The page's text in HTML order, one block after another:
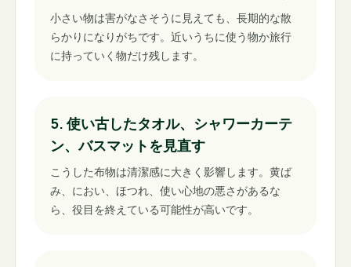
小さい物は害がなさそうに見えても、長期的な散
らかりになりがちです。近いうちに使う物か旅行
に持っていく物だけ残します。
5. 使い古したタオル、シャワーカーテ
ン、バスマットを見直す
こうした布物は清潔感に大きく影響します。黄ば
み、におい、ほつれ、使い心地の悪さがあるな
ら、役目を終えている可能性が高いです。